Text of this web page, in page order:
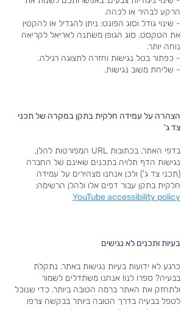
הרקע לבהיר או לכהה.
- שינוי גודל וסוג הפונט: ניתן להגדיל או להקטין
את הטקסט. סוג הגופן משתנה לאריאל לקריאה
נוחה יותר.
- כפתור בטל נגישות וחזרה לתצוגה רגילה.
- שליחת משוב נגישות.
הצהרה על עמידה חלקית בתקן במקרה של תכני
צד ג'
בדפי האתר, בכתובות URL המפורטות להלן,
נגישות הדף תלויה בתכנים שאינם של החברה
(תכני צד ג') ולכן אנחנו מצהירים על עמידה
חלקית בתקן עבור דפים אלו ולהלן הרשימה:
YouTube accessibility policy
בעיות ותכנים לא נגישים
כרגע לא ידועות בעיות נגישות באתר. נתקלת
בבעיה? ספרו לנו! אנחנו משתדלים לשמור
ולתחזק את האתר ברמה הטובה ביותר. כדי שנוכל
לטפל בבעיה בדרך הטובה ביותר בבקשה צרפו